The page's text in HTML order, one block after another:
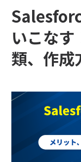
いこなす
類、作成